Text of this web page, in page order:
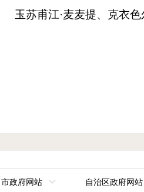
玉苏甫江·麦麦提、克衣色
政府网站 自治区政府网站